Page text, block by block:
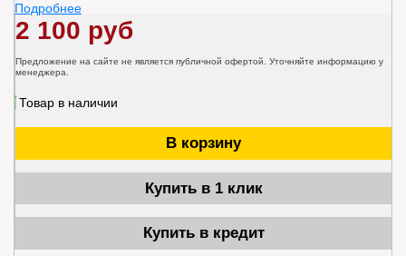
Подробнее
2 100 руб
Предложение на сайте не является публичной офертой. Уточняйте информацию у
менеджера.
Товар в наличии
В корзину
Купить в 1 клик
Купить в кредит